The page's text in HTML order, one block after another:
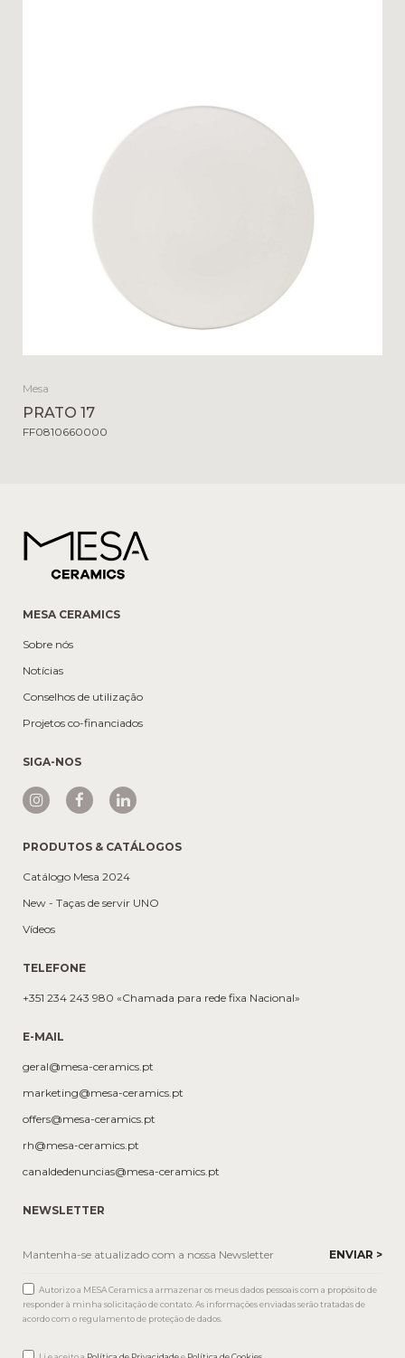
Mesa
PRATO 17
FF0810660000
MESA CERAMICS
Sobre nós
Notícias
Conselhos de utilização
Projetos co-financiados
SIGA-NOS
PRODUTOS & CATÁLOGOS
Catálogo Mesa 2024
New - Taças de servir UNO
Vídeos
TELEFONE
+351 234 243 980 «Chamada para rede fixa Nacional»
E-MAIL
geral@mesa-ceramics.pt
marketing@mesa-ceramics.pt
offers@mesa-ceramics.pt
rh@mesa-ceramics.pt
canaldedenuncias@mesa-ceramics.pt
NEWSLETTER
Autorizo a MESA Ceramics a armazenar os meus dados pessoais com a propósito de
responder à minha solicitação de contato. As informações enviadas serão tratadas de
acordo com o regulamento de proteção de dados.